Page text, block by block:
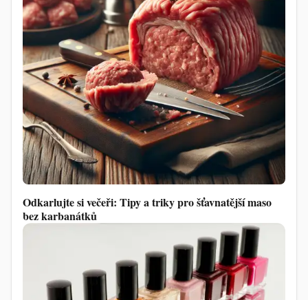
Odkarlujte si večeři: Tipy a triky pro šťavnatější maso
bez karbanátků